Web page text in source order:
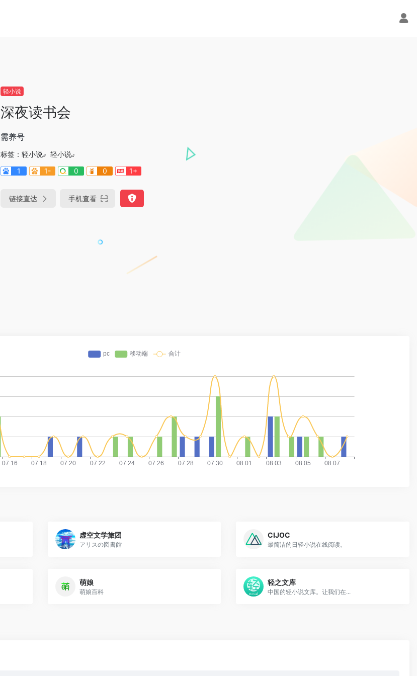
轻小说
深夜读书会
需养号
标签： 轻小说
轻小说
1
1- 0 0 1+
链接直达 手机查看
虚空文学旅团
アリスの図書館
CIJOC
最简洁的日轻小说在线阅读。
萌娘
萌娘百科
轻之文库
中国的轻小说文库。让我们在...